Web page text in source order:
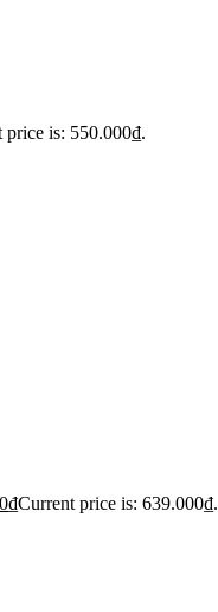
price is: 550.000₫.
₫Current price is: 639.000₫.